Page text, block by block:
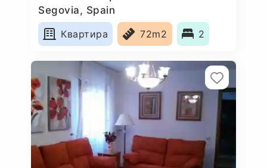
Segovia, Spain
Квартира
72m2 2